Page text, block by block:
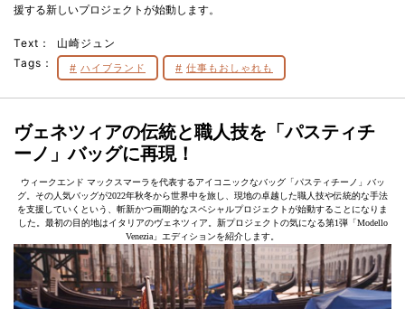
援する新しいプロジェクトが始動します。
Text：
山崎ジュン
Tags：
ハイブランド 仕事もおしゃれも
ヴェネツィアの伝統と職人技を「パスティチ
ーノ」バッグに再現！
ウィークエンド マックスマーラを代表するアイコニックなバッグ「パスティチーノ」バッ
グ。その人気バッグが2022年秋冬から世界中を旅し、現地の卓越した職人技や伝統的な手法
を支援していくという、斬新かつ画期的なスペシャルプロジェクトが始動することになりま
した。最初の目的地はイタリアのヴェネツィア。新プロジェクトの気になる第1弾「Modello
Venezia」エディションを紹介します。